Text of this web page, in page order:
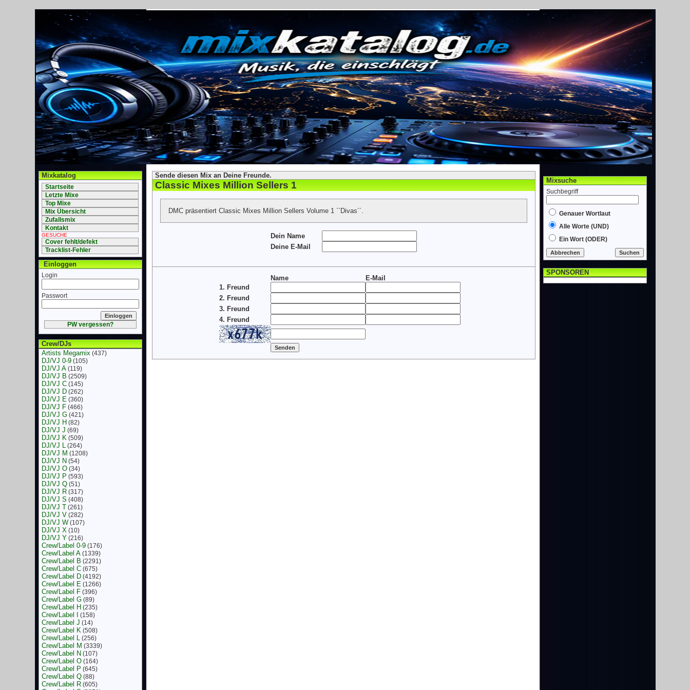
Mixkatalog
Startseite
Letzte Mixe
Top Mixe
Mix Übersicht
Zufallsmix
Kontakt
GESUCHE
Cover fehlt/defekt
Tracklist-Fehler
Einloggen
Login
Passwort
PW vergessen?
Crew/DJs
Artists Megamix(437)
DJ/VJ 0-9(105)
DJ/VJ A(119)
DJ/VJ B (2509)
DJ/VJ C(145)
DJ/VJ D(262)
DJ/VJ E(360)
DJ/VJ F(466)
DJ/VJ G(421)
DJ/VJ H (82)
DJ/VJ J (69)
DJ/VJ K(509)
DJ/VJ L(264)
DJ/VJ M (1208)
DJ/VJ N (54)
DJ/VJ O(34)
DJ/VJ P (593)
DJ/VJ Q(51)
DJ/VJ R(317)
DJ/VJ S (408)
DJ/VJ T (261)
DJ/VJ V (282)
DJ/VJ W(107)
DJ/VJ X(10)
DJ/VJ Y (216)
Crew/Label 0-9(176)
Crew/Label A(1339)
Crew/Label B (2291)
Crew/Label C(675)
Crew/Label D(4192)
Crew/Label E(1266)
Crew/Label F(396)
Crew/Label G(89)
Crew/Label H (235)
Crew/Label I (158)
Crew/Label J (14)
Crew/Label K(508)
Crew/Label L(256)
Crew/Label M (3339)
Crew/Label N (107)
Crew/Label O(164)
Crew/Label P (645)
Crew/Label Q(88)
Crew/Label R(605)
Sende diesen Mix an Deine Freunde.
Classic Mixes Million Sellers 1
DMC präsentiert Classic Mixes Million Sellers Volume 1 ``Divas´´.
Dein Name
Deine E-Mail
Name
E-Mail
1. Freund
2. Freund
3. Freund
4. Freund
Mixsuche
Suchbegriff
Genauer Wortlaut
Alle Worte (UND)
Ein Wort (ODER)
SPONSOREN